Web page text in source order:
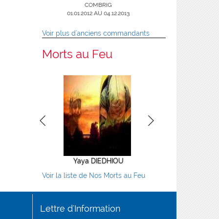
COMBRIG
01.01.2012 AU 04.12.2013
Voir plus d'anciens commandants
Morts au Feu
Yaya DIEDHIOU
Voir la liste de Nos Morts au Feu
Lettre d'Information